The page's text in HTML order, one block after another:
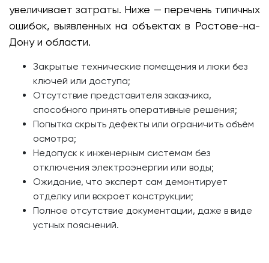
увеличивает затраты. Ниже — перечень типичных
ошибок, выявленных на объектах в Ростове-на-
Дону и области.
Закрытые технические помещения и люки без
ключей или доступа;
Отсутствие представителя заказчика,
способного принять оперативные решения;
Попытка скрыть дефекты или ограничить объём
осмотра;
Недопуск к инженерным системам без
отключения электроэнергии или воды;
Ожидание, что эксперт сам демонтирует
отделку или вскроет конструкции;
Полное отсутствие документации, даже в виде
устных пояснений.